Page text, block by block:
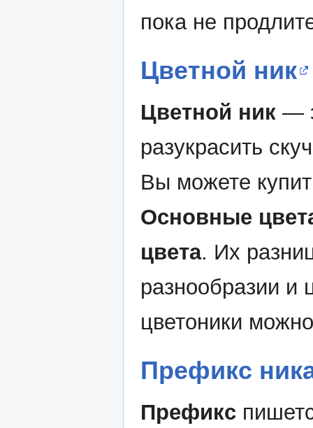
пока не
Цветной ник
Цветной ник —
разукрасить
Вы можете
Основные
цвета. Их
разнообразии и
цветоники
Префикс
Префикс